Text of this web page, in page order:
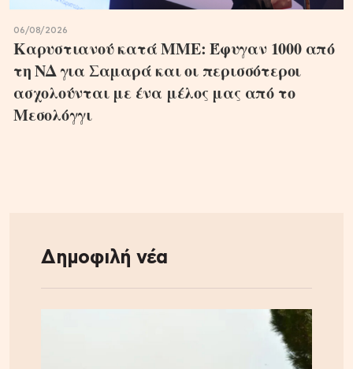
06/08/2026
Καρυστιανού κατά ΜΜΕ: Έφυγαν 1000 από
τη ΝΔ για Σαμαρά και οι περισσότεροι
ασχολούνται με ένα μέλος μας από το
Μεσολόγγι
Δημοφιλή νέα